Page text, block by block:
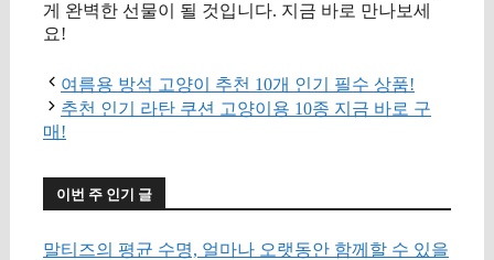
게 완벽한 선물이 될 것입니다. 지금 바로 만나보세
요!
여름용 방석 고양이 추천 10개 인기 필수 상품!
추천 인기 라탄 쿠션 고양이용 10종 지금 바로 구
매!
이번 주 인기 글
말티즈의 평균 수명, 얼마나 오랫동안 함께할 수 있을